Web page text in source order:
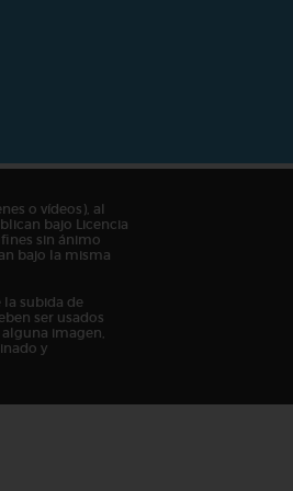
o vídeos), al
bajo Licencia
sin ánimo
bajo la misma
la subida de
ser usados
imagen,
y